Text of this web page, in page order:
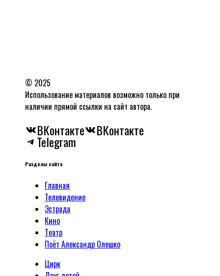
© 2025
Использование материалов возможно только при
наличии прямой ссылки на сайт автора.
ВКонтакте ВКонтакте
Telegram
Разделы сайта
Главная
Телевидение
Эстрада
Кино
Tеатр
Поёт Александр Олешко
Цирк